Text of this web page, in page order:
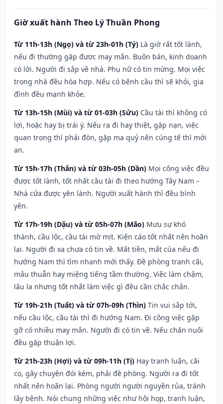
Giờ xuất hành Theo Lý Thuần Phong
Từ 11h-13h (Ngọ) và từ 23h-01h (Tý) Là giờ rất tốt lành,
nếu đi thường gặp được may mắn. Buôn bán, kinh doanh
có lời. Người đi sắp về nhà. Phụ nữ có tin mừng. Mọi việc
trong nhà đều hòa hợp. Nếu có bệnh cầu thì sẽ khỏi, gia
đình đều mạnh khỏe.
Từ 13h-15h (Mùi) và từ 01-03h (Sửu) Cầu tài thì không có
lợi, hoặc hay bị trái ý. Nếu ra đi hay thiệt, gặp nạn, việc
quan trọng thì phải đòn, gặp ma quỷ nên cúng tế thì mới
an.
Từ 15h-17h (Thân) và từ 03h-05h (Dần) Mọi công việc đều
được tốt lành, tốt nhất cầu tài đi theo hướng Tây Nam –
Nhà cửa được yên lành. Người xuất hành thì đều bình
yên.
Từ 17h-19h (Dậu) và từ 05h-07h (Mão) Mưu sự khó
thành, cầu lộc, cầu tài mờ mịt. Kiện cáo tốt nhất nên hoãn
lại. Người đi xa chưa có tin về. Mất tiền, mất của nếu đi
hướng Nam thì tìm nhanh mới thấy. Đề phòng tranh cãi,
mâu thuẫn hay miệng tiếng tầm thường. Việc làm chậm,
lâu la nhưng tốt nhất làm việc gì đều cần chắc chắn.
Từ 19h-21h (Tuất) và từ 07h-09h (Thìn) Tin vui sắp tới,
nếu cầu lộc, cầu tài thì đi hướng Nam. Đi công việc gặp
gỡ có nhiều may mắn. Người đi có tin về. Nếu chăn nuôi
đều gặp thuận lợi.
Từ 21h-23h (Hợi) và từ 09h-11h (Tị) Hay tranh luận, cãi
cọ, gây chuyện đói kém, phải đề phòng. Người ra đi tốt
nhất nên hoãn lại. Phòng người người nguyền rủa, tránh
lây bệnh. Nói chung những việc như hội họp, tranh luận,